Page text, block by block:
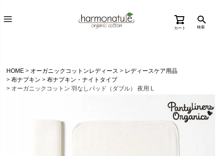
カート 検索
HOME オーガニックコットンレディース
レディースケア用品
布ナプキン
布ナプキン・ナイトタイプ
オーガニックコットン 羽なしパッド（ダブル） 夜用 L